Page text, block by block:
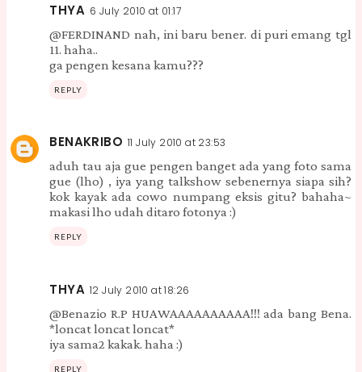
THYA 6 July 2010 at 01:17
@FERDINAND nah, ini baru bener. di puri emang tgl
11. haha..
ga pengen kesana kamu???
REPLY
BENAKRIBO 11 July 2010 at 23:53
aduh tau aja gue pengen banget ada yang foto sama
gue (lho) , iya yang talkshow sebenernya siapa sih?
kok kayak ada cowo numpang eksis gitu? bahaha~
makasi lho udah ditaro fotonya :)
REPLY
THYA 12 July 2010 at 18:26
@Benazio R.P HUAWAAAAAAAAAA!!! ada bang Bena.
*loncat loncat loncat*
iya sama2 kakak. haha :)
REPLY